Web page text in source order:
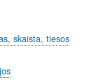
skaista, tiesos